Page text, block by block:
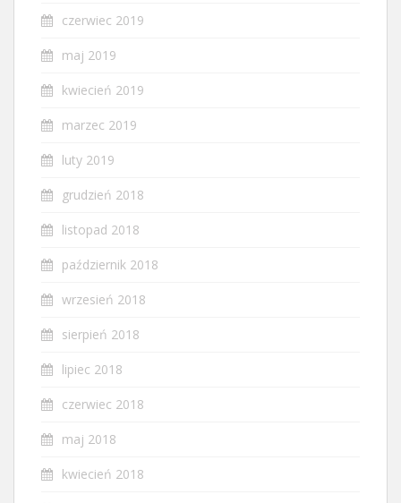
czerwiec 2019
maj 2019
kwiecień 2019
marzec 2019
luty 2019
grudzień 2018
listopad 2018
październik 2018
wrzesień 2018
sierpień 2018
lipiec 2018
czerwiec 2018
maj 2018
kwiecień 2018